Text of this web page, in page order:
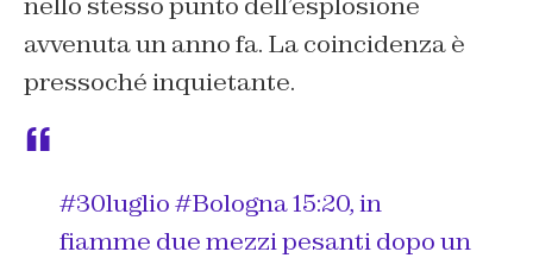
avvenuta un anno fa. La coincidenza è
pressoché inquietante.
#30luglio#Bologna15:20, in
fiamme due mezzi pesanti dopo un